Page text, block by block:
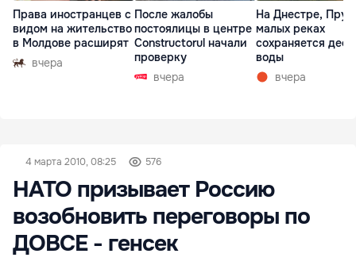
Права иностранцев с
видом на жительство
в Молдове расширят
вчера
После жалобы
постоялицы в центре
Constructorul начали
проверку
вчера
На Днестре,
малых реках
сохраняется
воды
вчера
4 марта 2010, 08:25 576
НАТО призывает Россию
возобновить переговоры по
ДОВСЕ - генсек